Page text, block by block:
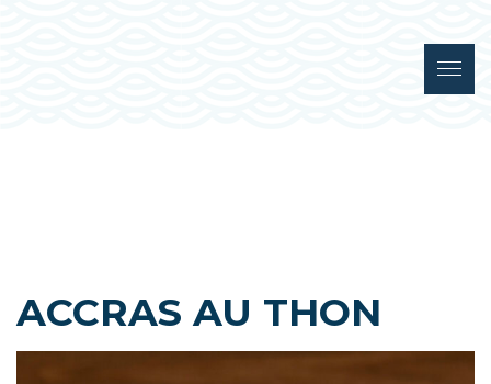
ACCRAS AU THON